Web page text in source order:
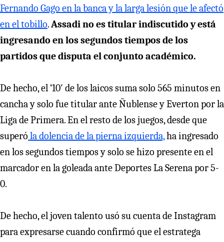
Fernando Gago en la banca y la larga lesión que le afectó
en el tobillo.Assadi no es titular indiscutido y está
ingresando en los segundos tiempos de los
partidos que disputa el conjunto académico.
De hecho, el ‘10′ de los laicos suma solo 565 minutos en
cancha y solo fue titular ante Ñublense y Everton por la
Liga de Primera. En el resto de los juegos, desde que
superó la dolencia de la pierna izquierda,ha ingresado
en los segundos tiempos y solo se hizo presente en el
marcador en la goleada ante Deportes La Serena por 5-
0.
De hecho, el joven talento usó su cuenta de Instagram
para expresarse cuando confirmó que el estratega